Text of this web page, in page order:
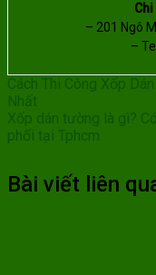
– 201 Ngô
–
Cách Thi Công Xốp
Nhất
Xốp dán tường là gì?
phối tại Tphcm
Bài viết liên